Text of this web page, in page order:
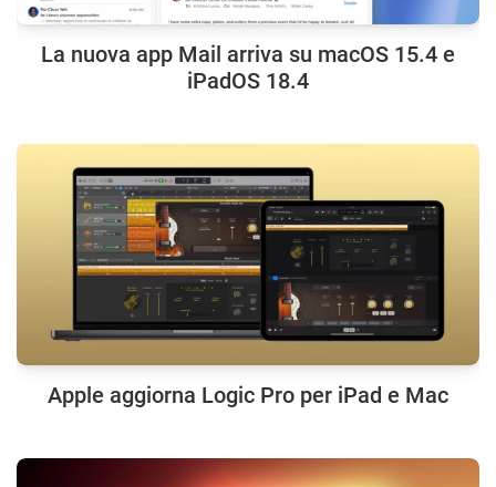
La nuova app Mail arriva su macOS 15.4 e
iPadOS 18.4
Apple aggiorna Logic Pro per iPad e Mac